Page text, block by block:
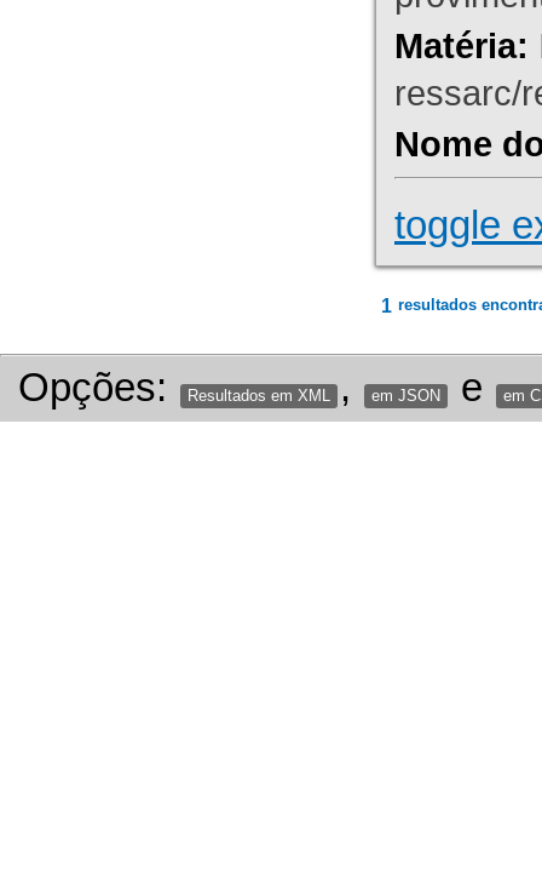
Matéria:
ressarc/
Nome
toggle
1 resultados
Opções: Resultados em XML , em JSON e em